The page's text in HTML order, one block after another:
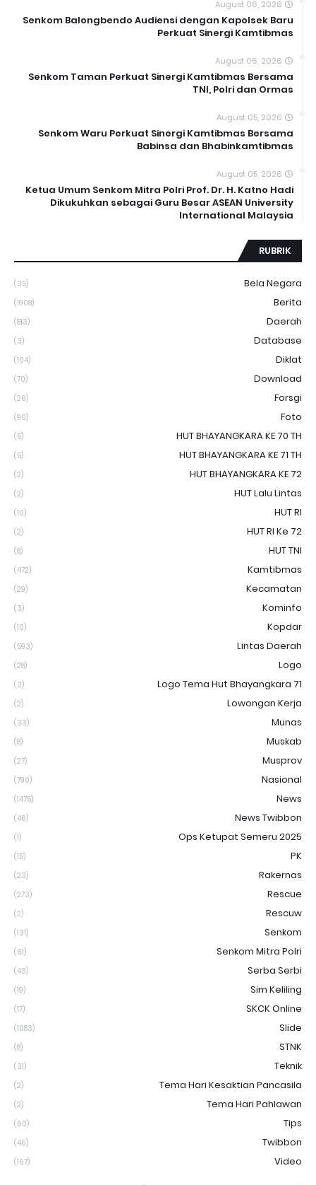
August 06, 2026
Senkom Balongbendo Audiensi dengan Kapolsek Baru
Perkuat Sinergi Kamtibmas
August 06, 2026
Senkom Taman Perkuat Sinergi Kamtibmas Bersama
TNI, Polri dan Ormas
August 05, 2026
Senkom Waru Perkuat Sinergi Kamtibmas Bersama
Babinsa dan Bhabinkamtibmas
August 05, 2026
Ketua Umum Senkom Mitra Polri Prof. Dr. H. Katno Hadi
Dikukuhkan sebagai Guru Besar ASEAN University
International Malaysia
RUBRIK
Bela Negara
(35)
Berita
(1908)
Daerah
(813)
Database
(3)
Diklat
(104)
Download
(70)
Forsgi
(26)
Foto
(90)
HUT BHAYANGKARA KE 70 TH
(5)
HUT BHAYANGKARA KE 71 TH
(5)
HUT BHAYANGKARA KE 72
(2)
HUT Lalu Lintas
(2)
HUT RI
(10)
HUT RI Ke 72
(2)
HUT TNI
(8)
Kamtibmas
(472)
Kecamatan
(29)
Kominfo
(3)
Kopdar
(10)
Lintas Daerah
(593)
Logo
(28)
Logo Tema Hut Bhayangkara 71
(3)
Lowongan Kerja
(2)
Munas
(33)
Muskab
(8)
Musprov
(27)
Nasional
(790)
News
(1475)
News Twibbon
(46)
Ops Ketupat Semeru 2025
(1)
PK
(15)
Rakernas
(23)
Rescue
(273)
Rescuw
(2)
Senkom
(131)
Senkom Mitra Polri
(61)
Serba Serbi
(43)
Sim Keliling
(19)
SKCK Online
(17)
Slide
(1083)
STNK
(8)
Teknik
(31)
Tema Hari Kesaktian Pancasila
(2)
Tema Hari Pahlawan
(2)
Tips
(60)
Twibbon
(46)
Video
(167)